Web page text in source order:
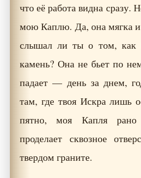
что её работа видна сразу.
мою Каплю. Да, она мягка
слышал ли ты о том, как
камень? Она не бьет по
падает — день за днем,
там, где твоя Искра лишь
пятно, моя Капля
проделает сквозное
твердом граните.